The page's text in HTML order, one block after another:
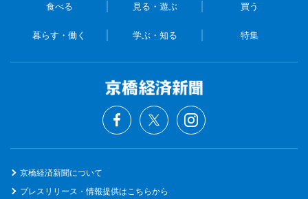
食べる 見る・遊ぶ 買う
暮らす・働く 学ぶ・知る 特集
京橋経済新聞について
プレスリリース・情報提供はこちらから